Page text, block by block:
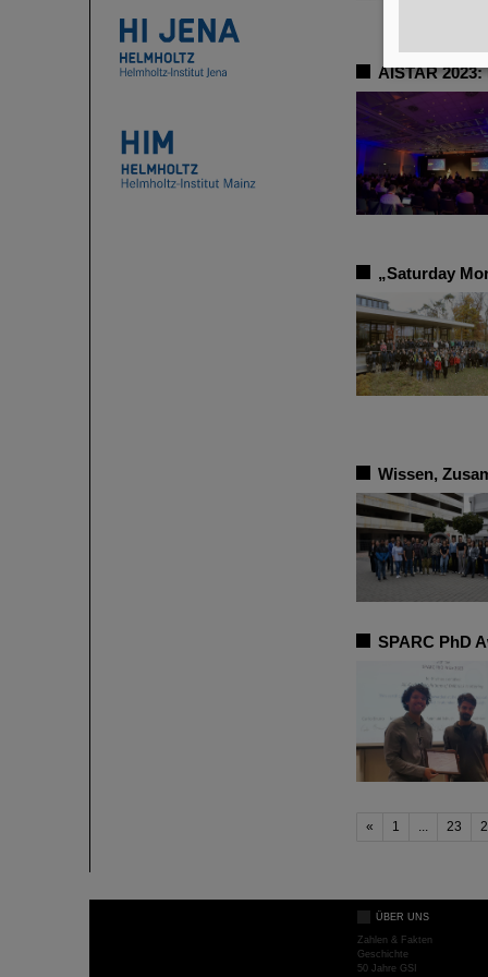
AISTAR
„Saturday
Wissen,
SPARC PhD
« 1 23
ÜBER UNS
Zahlen & Fakten
Geschichte
50 Jahre GSI